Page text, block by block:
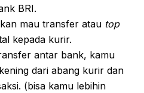
BRI.
mau transfer atau top
kepada kurir.
antar bank, kamu
dari abang kurir dan
(bisa kamu lebihin